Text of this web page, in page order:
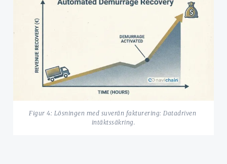
Figur 4: Lösningen med suverän fakturering: Datadriven
intäktssäkring.